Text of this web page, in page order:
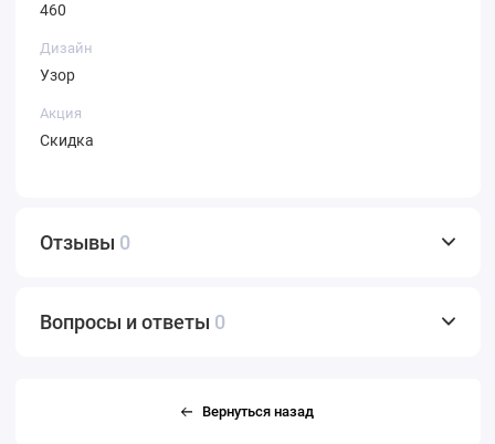
460
Дизайн
Узор
Акция
Скидка
Отзывы 0
Вопросы и ответы 0
Вернуться назад